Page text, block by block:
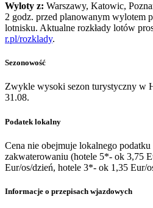
Wyloty z: Warszawy, Katowic,
2 godz. przed planowanym wylotem
lotnisku. Aktualne rozkłady lotów
r.pl/rozklady.
Sezonowość
Zwykle wysoki sezon turystyczny w
31.08.
Podatek lokalny
Cena nie obejmuje lokalnego
zakwaterowaniu (hotele 5*- ok 3,75
Eur/os/dzień, hotele 3*- ok 1,35 Eur/
Informacje o przepisach wjazdowych